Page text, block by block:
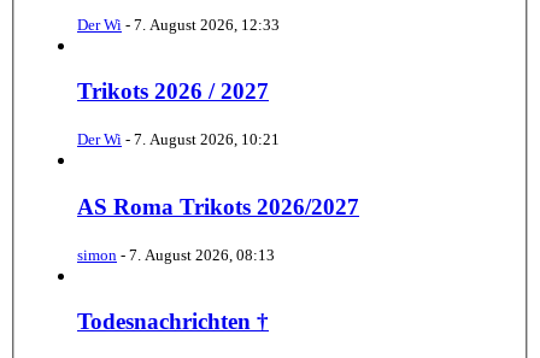
Der Wi - 7. August 2026, 12:33
Trikots 2026 / 2027
Der Wi - 7. August 2026, 10:21
AS Roma Trikots 2026/2027
simon - 7. August 2026, 08:13
Todesnachrichten †